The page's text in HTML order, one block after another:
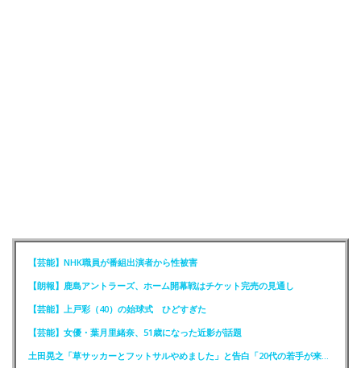
【芸能】NHK職員が番組出演者から性被害
【朗報】鹿島アントラーズ、ホーム開幕戦はチケット完売の見通し
【芸能】上戸彩（40）の始球式 ひどすぎた
【芸能】女優・葉月里緒奈、51歳になった近影が話題
土田晃之「草サッカーとフットサルやめました」と告白「20代の若手が来るんです。つまんなくて」